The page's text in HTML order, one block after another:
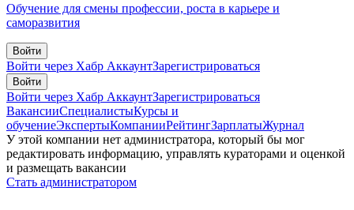
Обучение для смены профессии, роста в карьере и
саморазвития
Войти
Войти через Хабр АккаунтЗарегистрироваться
Войти
Войти через Хабр АккаунтЗарегистрироваться
ВакансииСпециалистыКурсы и
обучениеЭкспертыКомпанииРейтингЗарплатыЖурнал
У этой компании нет администратора, который бы мог
редактировать информацию, управлять кураторами и оценкой
и размещать вакансии
Стать администратором